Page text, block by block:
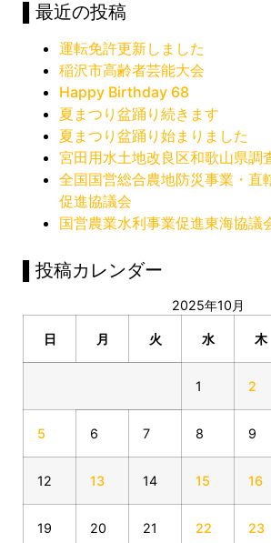
▌最近の投稿
運転免許更新しました
稲沢市高齢者芸能大会
Happy Birthday 68
夏まつり盆踊り続きます
夏まつり盆踊り始まりました
宮田用水土地改良区和歌山県調
全国国営総合農地防災事業・直
促進協議会
国営農業水利事業促進東海協議
▌投稿カレンダー
2025年10月
日 月 火 水 木
1 2
5 6 7 8 9
12 13 14 15 16
19 20 21 22 23